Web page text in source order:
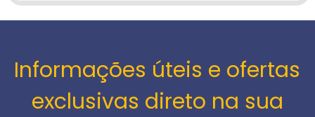
Informações úteis e ofertas
exclusivas direto na sua